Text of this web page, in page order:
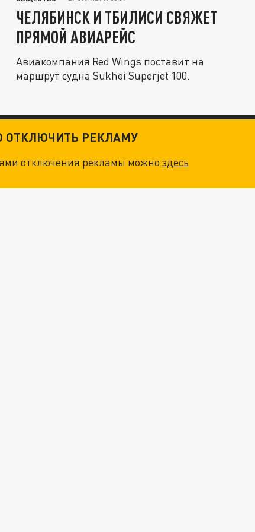
ЧЕЛЯБИНСК И ТБИЛИСИ СВЯЖЕТ
ПРЯМОЙ АВИАРЕЙС
Авиакомпания Red Wings поставит на
маршрут судна Sukhoi Superjet 100.
ОТКЛЮЧИТЬ РЕКЛАМУ
отключения рекламы можноздесь